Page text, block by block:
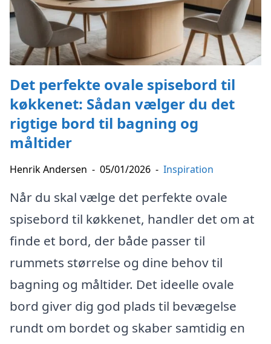
Det perfekte ovale spisebord til
køkkenet: Sådan vælger du det
rigtige bord til bagning og
måltider
Henrik Andersen - 05/01/2026 - Inspiration
Når du skal vælge det perfekte ovale
spisebord til køkkenet, handler det om at
finde et bord, der både passer til
rummets størrelse og dine behov til
bagning og måltider. Det ideelle ovale
bord giver dig god plads til bevægelse
rundt om bordet og skaber samtidig en